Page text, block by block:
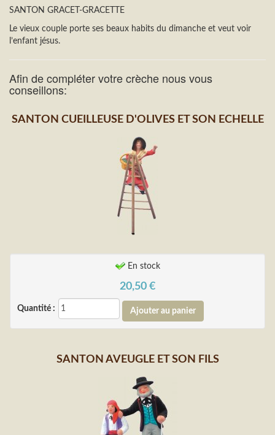
SANTON GRACET-GRACETTE
Le vieux couple porte ses beaux habits du dimanche et veut voir
l’enfant jésus.
Afin de compléter votre crèche nous vous
conseillons:
SANTON CUEILLEUSE D'OLIVES ET SON ECHELLE
En stock
20,50 €
Quantité :
SANTON AVEUGLE ET SON FILS